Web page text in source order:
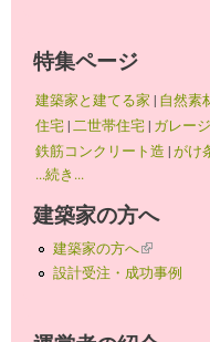
特集ページ
建築家と建てる家 | 自然素
住宅|二世帯住宅| ガレー
鉄筋コンクリート造 |がけ
...続き...
建築家の方へ
建築家の方へ(link is
設計受注・成功事例